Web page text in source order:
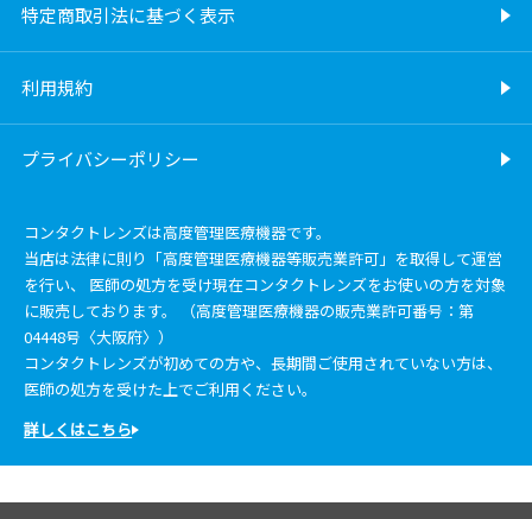
特定商取引法に基づく表示
利用規約
プライバシーポリシー
コンタクトレンズは高度管理医療機器です。
当店は法律に則り「高度管理医療機器等販売業許可」を取得して運営
を行い、 医師の処方を受け現在コンタクトレンズをお使いの方を対象
に販売しております。 （高度管理医療機器の販売業許可番号：第
04448号〈大阪府〉）
コンタクトレンズが初めての方や、長期間ご使用されていない方は、
医師の処方を受けた上でご利用ください。
詳しくはこちら